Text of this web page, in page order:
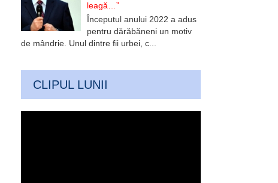
leagă…”
Începutul anului 2022 a adus
pentru dărăbăneni un motiv
de mândrie. Unul dintre fii urbei, c...
CLIPUL LUNII